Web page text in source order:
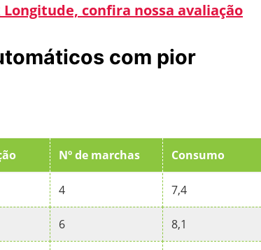
confira nossa avaliação
com pior
Nº de marchas Consumo
4 7,4
6 8,1